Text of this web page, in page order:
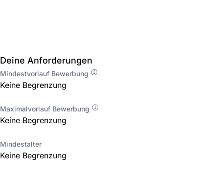
Deine Anforderungen
Mindestvorlauf Bewerbung
Keine Begrenzung
Maximalvorlauf Bewerbung
Keine Begrenzung
Mindestalter
Keine Begrenzung